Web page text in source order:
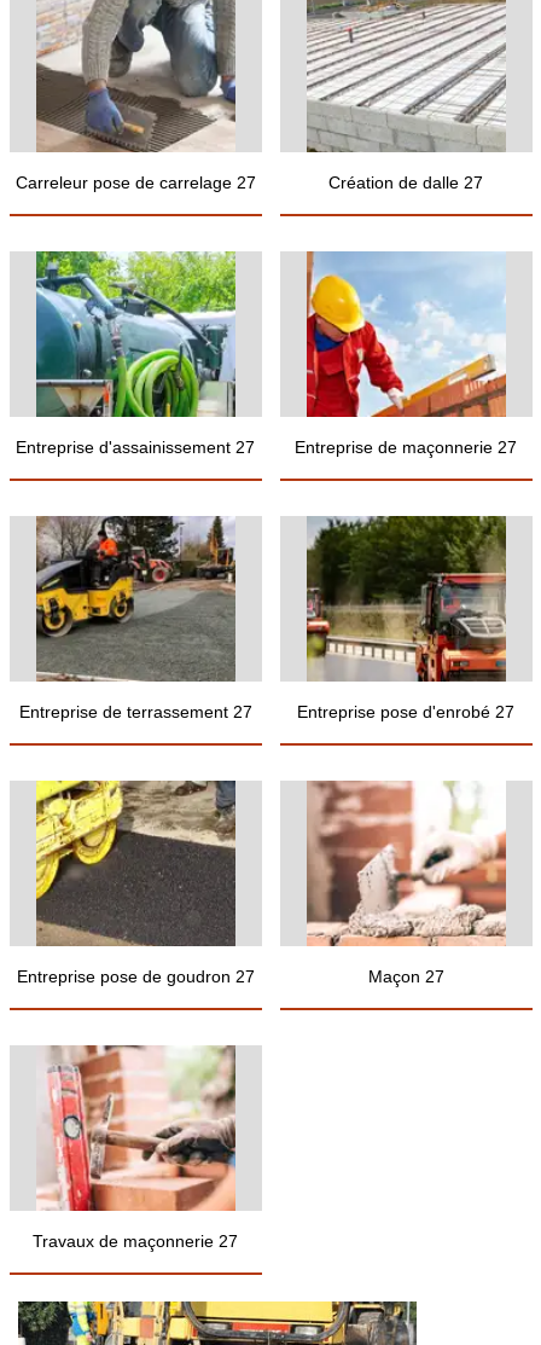
Carreleur pose de carrelage 27 Création de dalle 27
Entreprise d'assainissement 27 Entreprise de maçonnerie 27
Entreprise de terrassement 27 Entreprise pose d'enrobé 27
Entreprise pose de goudron 27 Maçon 27
Travaux de maçonnerie 27